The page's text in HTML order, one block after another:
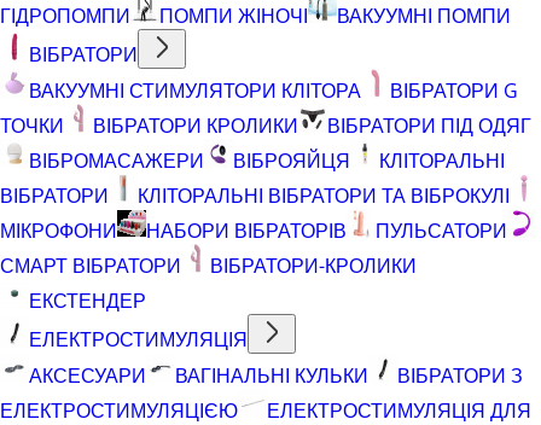
ГІДРОПОМПИ
ПОМПИ ЖІНОЧІ
ВАКУУМНІ ПОМПИ
ВІБРАТОРИ
ВАКУУМНІ СТИМУЛЯТОРИ КЛІТОРА
ВІБРАТОРИ G
ТОЧКИ
ВІБРАТОРИ КРОЛИКИ
ВІБРАТОРИ ПІД ОДЯГ
ВІБРОМАСАЖЕРИ
ВІБРОЯЙЦЯ
КЛІТОРАЛЬНІ
ВІБРАТОРИ
КЛІТОРАЛЬНІ ВІБРАТОРИ ТА ВІБРОКУЛІ
МІКРОФОНИ
НАБОРИ ВІБРАТОРІВ
ПУЛЬСАТОРИ
СМАРТ ВІБРАТОРИ
ВІБРАТОРИ-КРОЛИКИ
ЕКСТЕНДЕР
ЕЛЕКТРОСТИМУЛЯЦІЯ
АКСЕСУАРИ
ВАГІНАЛЬНІ КУЛЬКИ
ВІБРАТОРИ З
ЕЛЕКТРОСТИМУЛЯЦІЄЮ
ЕЛЕКТРОСТИМУЛЯЦІЯ ДЛЯ